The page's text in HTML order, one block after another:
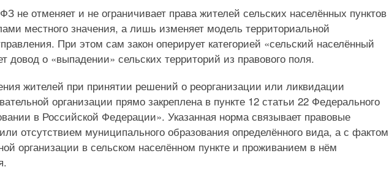
не отменяет и не ограничивает права жителей сельских населённых пунктов
местного значения, а лишь изменяет модель территориальной
При этом сам закон оперирует категорией «сельский населённый
довод о «выпадении» сельских территорий из правового поля.
жителей при принятии решений о реорганизации или ликвидации
организации прямо закреплена в пункте 12 статьи 22 Федерального
в Российской Федерации». Указанная норма связывает правовые
отсутствием муниципального образования определённого вида, а с фактом
организации в сельском населённом пункте и проживанием в нём